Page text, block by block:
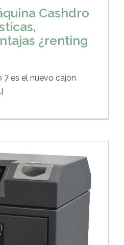
Cashdro
¿renting
7 es el nuevo cajón